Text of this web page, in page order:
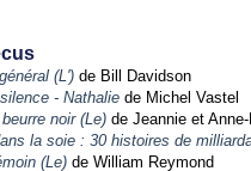
(L') de Bill Davidson
- Nathalie de Michel Vastel
noir (Le) de Jeannie et
la soie : 30 histoires de
(Le) de William Reymond